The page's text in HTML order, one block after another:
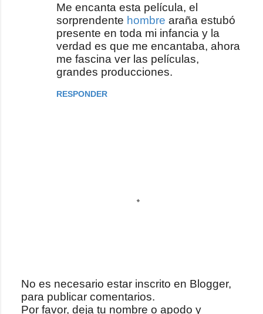
Me encanta esta película, el
sorprendente hombre araña estubó
presente en toda mi infancia y la
verdad es que me encantaba, ahora
me fascina ver las películas,
grandes producciones.
RESPONDER
P
u
No es necesario estar inscrito en Blogger,
para publicar comentarios.
Por favor, deja tu nombre o apodo y